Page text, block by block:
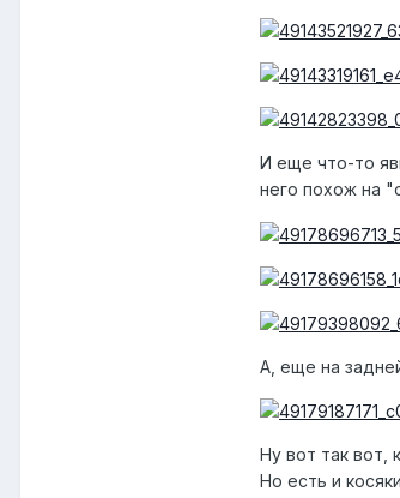
И еще что-то
него похож на
А, еще на
Ну вот так вот,
Но есть и